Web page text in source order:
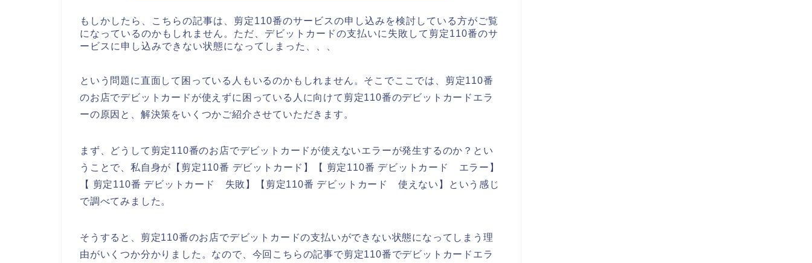
もしかしたら、こちらの記事は、剪定110番のサービスの申し込みを検討している方がご覧
になっているのかもしれません。ただ、デビットカードの支払いに失敗して剪定110番のサ
ービスに申し込みできない状態になってしまった、、、
という問題に直面して困っている人もいるのかもしれません。そこでここでは、剪定110番
のお店でデビットカードが使えずに困っている人に向けて剪定110番のデビットカードエラ
ーの原因と、解決策をいくつかご紹介させていただきます。
まず、どうして剪定110番のお店でデビットカードが使えないエラーが発生するのか？とい
うことで、私自身が【剪定110番 デビットカード】【 剪定110番 デビットカード エラー】
【 剪定110番 デビットカード 失敗】【剪定110番 デビットカード 使えない】という感じ
で調べてみました。
そうすると、剪定110番のお店でデビットカードの支払いができない状態になってしまう理
由がいくつか分かりました。なので、今回こちらの記事で剪定110番でデビットカードエラ